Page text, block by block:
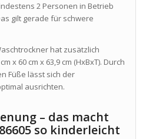
2 Personen in Betrieb
gilt gerade für schwere
hat zusätzlich
x 60 cm x 63,9 cm (HxBxT). Durch
Füße lässt sich der
ausrichten.
– das macht
so kinderleicht